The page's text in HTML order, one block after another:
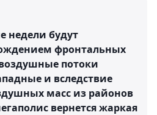
недели будут
фронтальных
потоки
и вследствие
масс из районов
вернется жаркая